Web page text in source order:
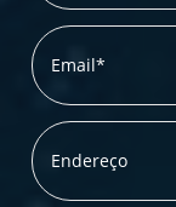
Email*
Endereço